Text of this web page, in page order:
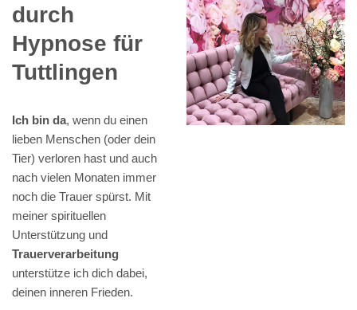
durch
Hypnose für
Tuttlingen
Ich bin da, wenn du einen
lieben Menschen (oder dein
Tier) verloren hast und auch
nach vielen Monaten immer
noch die Trauer spürst. Mit
meiner spirituellen
Unterstützung und
Trauerverarbeitung
unterstütze ich dich dabei,
deinen inneren Frieden.